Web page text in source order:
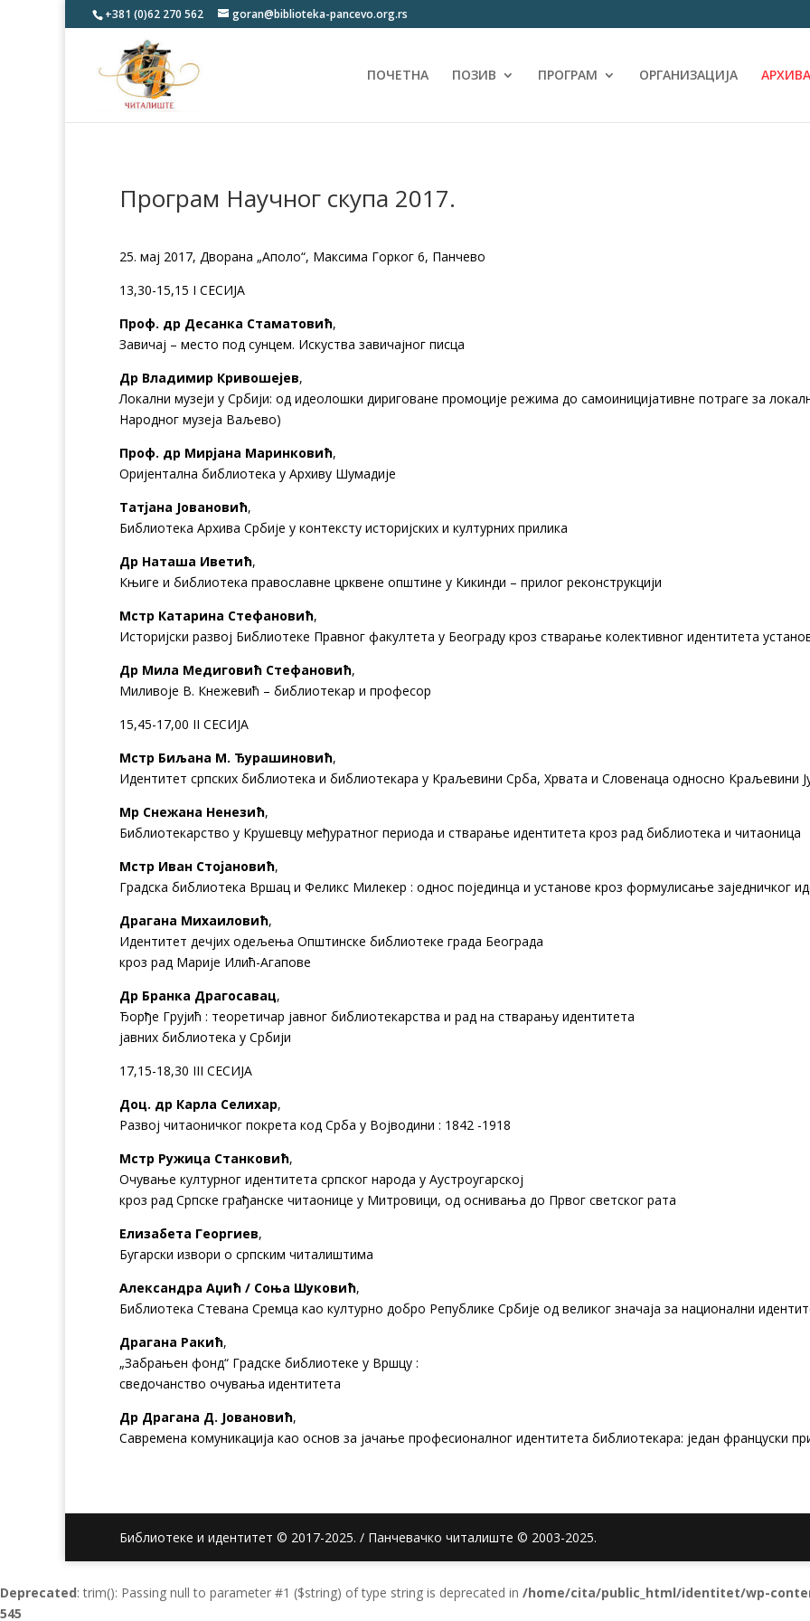
+381 (0)62 270 562 goran@biblioteka-pancevo.org.rs
ПОЧЕТНА ПОЗИВ ПРОГРАМ ОРГАНИЗАЦИЈА АРХИВА
Програм Научног скупа 2017.
25. мај 2017, Дворана „Аполо“, Максима Горког 6, Панчево
13,30-15,15 I СЕСИЈА
Проф. др Десанка Стаматовић,
Завичај – место под сунцем. Искуства завичајног писца
Др Владимир Кривошејев,
Локални музеји у Србији: од идеолошки дириговане промоције режима до самоиницијативне потраге за
Народног музеја Ваљево)
Проф. др Мирјана Маринковић,
Оријентална библиотека у Архиву Шумадије
Татјана Јовановић,
Библиотека Архива Србије у контексту историјских и културних прилика
Др Наташа Иветић,
Књиге и библиотека православне црквене општине у Кикинди – прилог реконструкцији
Мстр Катарина Стефановић,
Историјски развој Библиотеке Правног факултета у Београду кроз стварање колективног идентитета
Др Мила Медиговић Стефановић,
Миливоје В. Кнежевић – библиотекар и професор
15,45-17,00 II СЕСИЈА
Мстр Биљана М. Ђурашиновић,
Идентитет српских библиотека и библиотекара у Краљевини Срба, Хрвата и Словенаца односно Краљевини
Мр Снежана Ненезић,
Библиотекарство у Крушевцу међуратног периода и стварање идентитета кроз рад библиотека и читаоница
Мстр Иван Стојановић,
Градска библиотека Вршац и Феликс Милекер : однос појединца и установе кроз формулисање заједничког
Драгана Михаиловић,
Идентитет дечјих одељења Општинске библиотеке града Београда
кроз рад Марије Илић-Агапове
Др Бранка Драгосавац,
Ђорђе Грујић : теоретичар јавног библиотекарства и рад на стварању идентитета
јавних библиотека у Србији
17,15-18,30 III СЕСИЈА
Доц. др Карла Селихар,
Развој читаоничког покрета код Срба у Војводини : 1842 -1918
Мстр Ружица Станковић,
Очување културног идентитета српског народа у Аустроугарској
кроз рад Српске грађанске читаонице у Митровици, од оснивања до Првог светског рата
Елизабета Георгиев,
Бугарски извори о српским читалиштима
Александра Аџић / Соња Шуковић,
Библиотека Стевана Сремца као културно добро Републике Србије од великог значаја за национални
Драгана Ракић,
„Забрањен фонд“ Градске библиотеке у Вршцу :
сведочанство очувања идентитета
Др Драгана Д. Јовановић,
Савремена комуникација као основ за јачање професионалног идентитета библиотекара: један француски
Библиотеке и идентитет © 2017-2025. / Панчевачко читалиште © 2003-2025.
Deprecated: trim(): Passing null to parameter #1 ($string) of type string is deprecated in /home/cita/public_html/identitet/wp-
545